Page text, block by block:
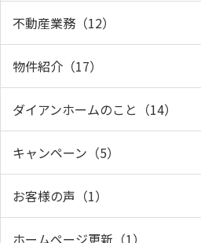
不動産業務（12）
物件紹介（17）
ダイアンホームのこと（14）
キャンペーン（5）
お客様の声（1）
ホームページ更新（1）